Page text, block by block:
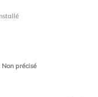
Non précisé